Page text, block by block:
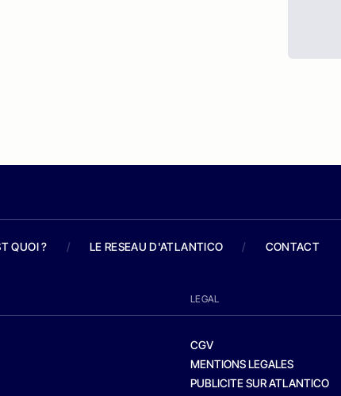
QUOI ? / LE RESEAU D'ATLANTICO / CONTACT
LEGAL
CGV
MENTIONS LEGALES
PUBLICITE SUR ATLANTICO